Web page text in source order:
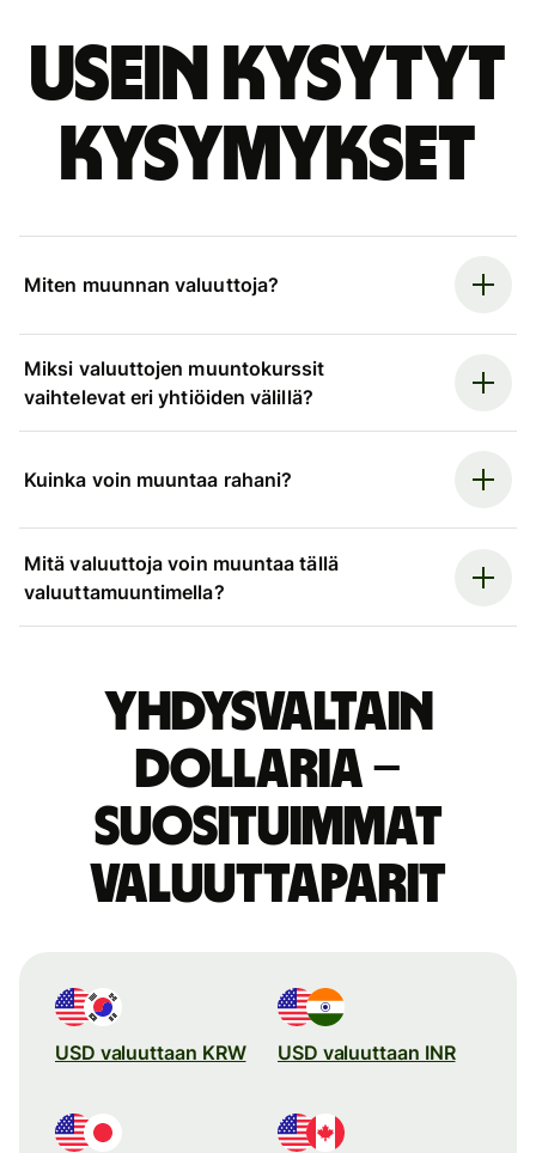
Usein kysytyt
kysymykset
Miten muunnan valuuttoja?
Miksi valuuttojen muuntokurssit
vaihtelevat eri yhtiöiden välillä?
Kuinka voin muuntaa rahani?
Mitä valuuttoja voin muuntaa tällä
valuuttamuuntimella?
Yhdysvaltain
dollaria –
suosituimmat
valuuttaparit
USD valuuttaan KRW USD valuuttaan INR